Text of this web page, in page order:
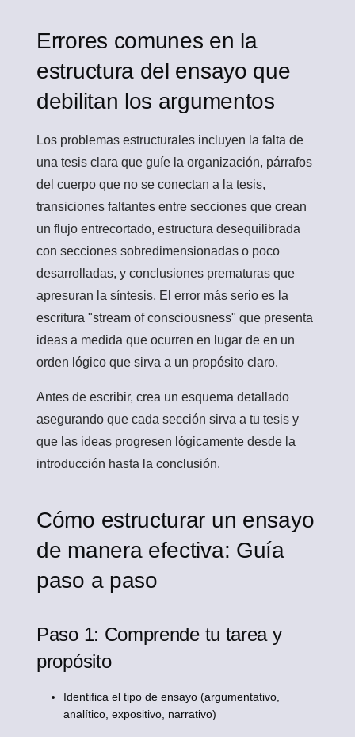
Errores comunes en la
estructura del ensayo que
debilitan los argumentos
Los problemas estructurales incluyen la falta de
una tesis clara que guíe la organización, párrafos
del cuerpo que no se conectan a la tesis,
transiciones faltantes entre secciones que crean
un flujo entrecortado, estructura desequilibrada
con secciones sobredimensionadas o poco
desarrolladas, y conclusiones prematuras que
apresuran la síntesis. El error más serio es la
escritura "stream of consciousness" que presenta
ideas a medida que ocurren en lugar de en un
orden lógico que sirva a un propósito claro.
Antes de escribir, crea un esquema detallado
asegurando que cada sección sirva a tu tesis y
que las ideas progresen lógicamente desde la
introducción hasta la conclusión.
Cómo estructurar un ensayo
de manera efectiva: Guía
paso a paso
Paso 1: Comprende tu tarea y
propósito
Identifica el tipo de ensayo (argumentativo,
analítico, expositivo, narrativo)